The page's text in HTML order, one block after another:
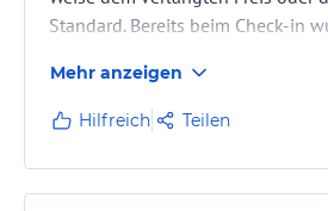
Standard. Bereits beim Check-in
ungewöhnlich, dass man sich
Englisch verständigen kann –
Übersetzer wurde man nicht
Im Spa- und Poolbereich, der nur
Mehr anzeigen
Hilfreich Teilen